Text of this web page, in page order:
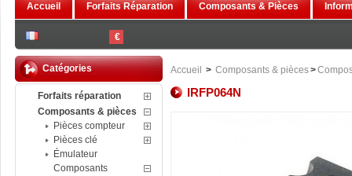
€
Accueil Forfaits Réparation Composants & Pièces
Catégories
Forfaits réparation
Composants & pièces
Pièces compteur
Pièces clé
Émulateur
Composants
Accueil > Composants & pièces>
IRFP064N